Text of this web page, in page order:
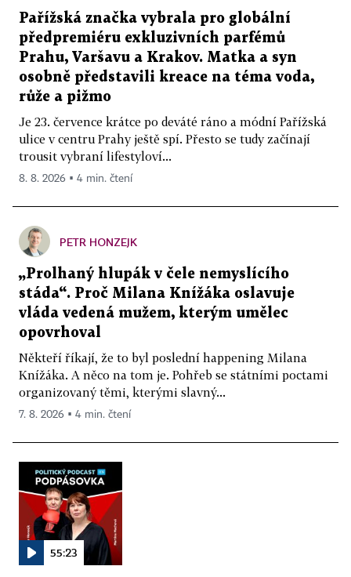
Pařížská značka vybrala pro globální
předpremiéru exkluzivních parfémů
Prahu, Varšavu a Krakov. Matka a syn
osobně představili kreace na téma voda,
růže a pižmo
Je 23. července krátce po deváté ráno a módní Pařížská
ulice v centru Prahy ještě spí. Přesto se tudy začínají
trousit vybraní lifestyloví...
8. 8. 2026 ▪ 4 min. čtení
PETR HONZEJK
„Prolhaný hlupák v čele nemyslícího
stáda“. Proč Milana Knížáka oslavuje
vláda vedená mužem, kterým umělec
opovrhoval
Někteří říkají, že to byl poslední happening Milana
Knížáka. A něco na tom je. Pohřeb se státními poctami
organizovaný těmi, kterými slavný...
7. 8. 2026 ▪ 4 min. čtení
55:23